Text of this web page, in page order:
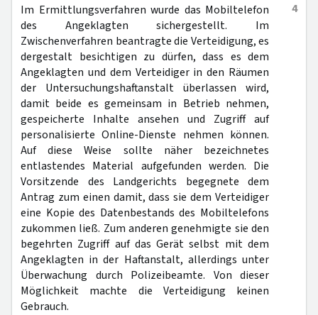
4
Im Ermittlungsverfahren wurde das Mobiltelefon
des Angeklagten sichergestellt. Im
Zwischenverfahren beantragte die Verteidigung, es
dergestalt besichtigen zu dürfen, dass es dem
Angeklagten und dem Verteidiger in den Räumen
der Untersuchungshaftanstalt überlassen wird,
damit beide es gemeinsam in Betrieb nehmen,
gespeicherte Inhalte ansehen und Zugriff auf
personalisierte Online-Dienste nehmen können.
Auf diese Weise sollte näher bezeichnetes
entlastendes Material aufgefunden werden. Die
Vorsitzende des Landgerichts begegnete dem
Antrag zum einen damit, dass sie dem Verteidiger
eine Kopie des Datenbestands des Mobiltelefons
zukommen ließ. Zum anderen genehmigte sie den
begehrten Zugriff auf das Gerät selbst mit dem
Angeklagten in der Haftanstalt, allerdings unter
Überwachung durch Polizeibeamte. Von dieser
Möglichkeit machte die Verteidigung keinen
Gebrauch.